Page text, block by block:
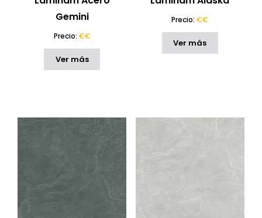
Ofertas (6)
ACABADO
CARACTERÍSTICAS
RESTABLECER
Gemini
Precio: €€
Ver más
Precio:€€
Ver más